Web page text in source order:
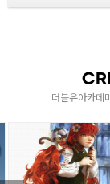
ZBrush
- 크리
- 섀도
- 토폴로
[ 기본
- 기본
더블유아카데